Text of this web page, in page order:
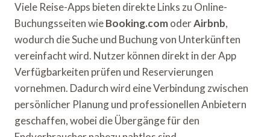
Viele Reise-Apps bieten direkte Links zu Online-
Buchungsseiten wieBooking.comoderAirbnb,
wodurch die Suche und Buchung von Unterkünften
vereinfacht wird. Nutzer können direkt in der App
Verfügbarkeiten prüfen und Reservierungen
vornehmen. Dadurch wird eine Verbindung zwischen
persönlicher Planung und professionellen Anbietern
geschaffen, wobei die Übergänge für den